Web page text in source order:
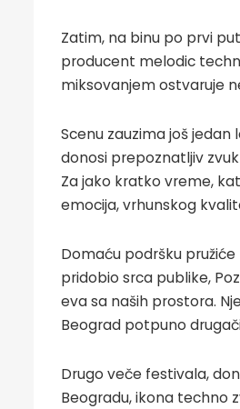
Zatim, na binu po prvi
producent melodic
miksovanjem ostvaruje
Scenu zauzima još jedan
donosi prepoznatljiv
Za jako kratko vreme,
emocija, vrhunskog
Domaću podršku pružiće
pridobio srca publike,
eva sa naših prostora.
Beograd potpuno
Drugo veče festivala,
Beogradu, ikona techno